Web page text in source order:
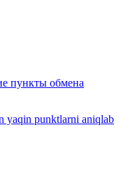
пункты обмена
yaqin punktlarni aniqlab